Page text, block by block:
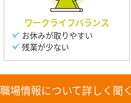
ワークライフバランス
お休みが取りやすい
残業が少ない
職場情報について詳しく聞く